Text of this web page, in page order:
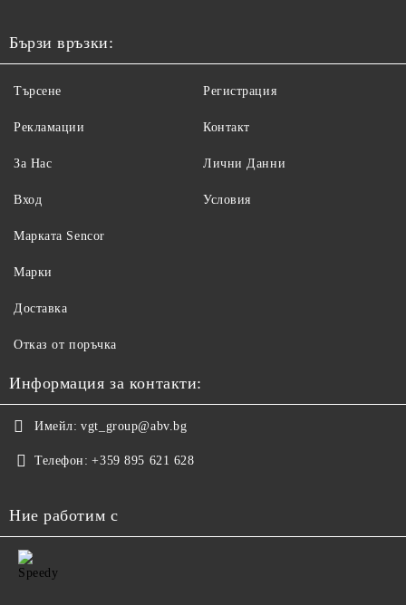
Бързи връзки:
Търсене
Рекламации
За Нас
Вход
Регистрация
Контакт
Лични Данни
Условия
Maрката Sencor
Марки
Доставка
Отказ от поръчка
Информация за контакти:
Имейл: vgt_group@abv.bg
Телефон: +359 895 621 628
Ние работим с